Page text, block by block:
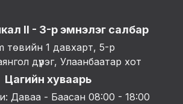
II - 3-р эмнэлэг салбар
төвийн 1 давхарт, 5-р
дүүрэг, Улаанбаатар хот
Цагийн хуваарь
Даваа - Баасан 08:00 - 18:00